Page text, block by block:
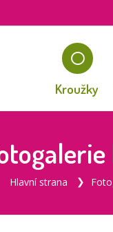
Kroužky
Hlavní strana